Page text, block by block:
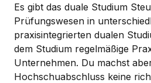
Es gibt das duale Studium
Prüfungswesen in
praxisintegrierten dualen
dem Studium regelmäßige
Unternehmen. Du machst
Hochschuabschluss keine